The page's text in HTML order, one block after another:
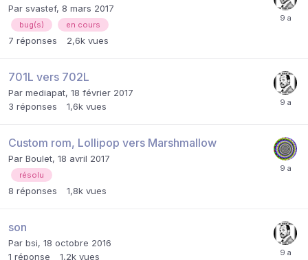
Par svastef, 8 mars 2017
bug(s) en cours
7 réponses 2,6k vues
701L vers 702L
Par mediapat, 18 février 2017
3 réponses 1,6k vues
Custom rom, Lollipop vers Marshmallow
Par Boulet, 18 avril 2017
résolu
8 réponses 1,8k vues
son
Par bsi, 18 octobre 2016
1 réponse 1,2k vues